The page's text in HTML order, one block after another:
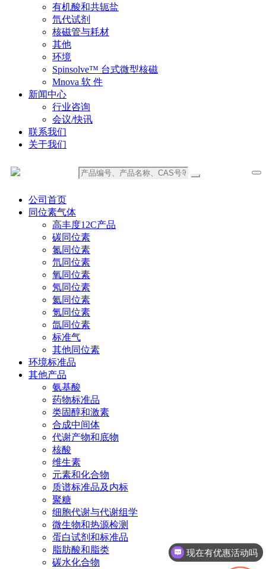
有机酸和共轭盐
氘代试剂
核磁管与耗材
其他
环境
Spinsolve™ 台式微型核磁
Mnova 软 件
新闻中心
行业咨询
会议/快讯
联系我们
关于我们
公司首页
同位素气体
高丰度12C产品
碳同位素
氮同位素
氘同位素
氧同位素
氖同位素
氦同位素
氪同位素
氙同位素
标准气
其他同位素
环境标准品
其他产品
氨基酸
药物标准品
类固醇和激素
合成中间体
代谢产物和底物
核酸
维生素
元素和化合物
质谱标准品及内标
聚糖
细胞代谢与代谢组学
微生物和热源检测
蛋白试剂和标准品
脂肪酸和脂类
碳水化合物
现在有优惠活动吗